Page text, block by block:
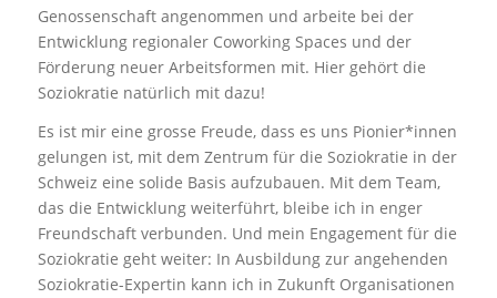
Genossenschaft angenommen und arbeite bei der
Entwicklung regionaler Coworking Spaces und der
Förderung neuer Arbeitsformen mit. Hier gehört die
Soziokratie natürlich mit dazu!
Es ist mir eine grosse Freude, dass es uns Pionier*innen
gelungen ist, mit dem Zentrum für die Soziokratie in der
Schweiz eine solide Basis aufzubauen. Mit dem Team,
das die Entwicklung weiterführt, bleibe ich in enger
Freundschaft verbunden. Und mein Engagement für die
Soziokratie geht weiter: In Ausbildung zur angehenden
Soziokratie-Expertin kann ich in Zukunft Organisationen